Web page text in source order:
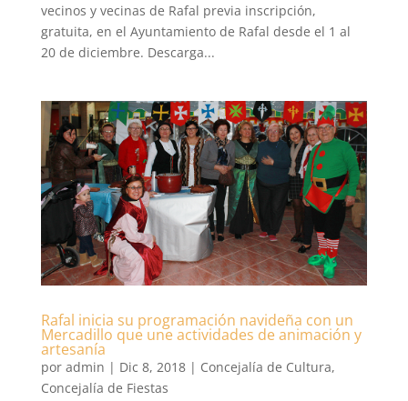
vecinos y vecinas de Rafal previa inscripción,
gratuita, en el Ayuntamiento de Rafal desde el 1 al
20 de diciembre. Descarga...
Rafal inicia su programación navideña con un
Mercadillo que une actividades de animación y
artesanía
por admin | Dic 8, 2018| Concejalía de Cultura,
Concejalía de Fiestas